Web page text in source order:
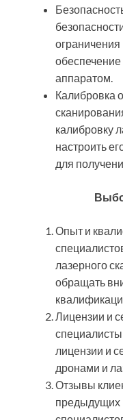
аппаратом.
Калибровка
калибровку
настроить
для
Опыт и
лазерного
обращать
Лицензии и
лицензии и
дронами и
Отзывы
предыдущих